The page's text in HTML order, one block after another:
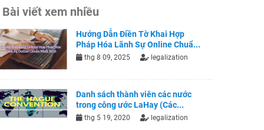
Bài viết xem nhiều
Hướng Dẫn Điền Tờ Khai Hợp
Pháp Hóa Lãnh Sự Online Chuẩ...
thg 8 09, 2025 legalization
Danh sách thành viên các nước
trong công ước LaHay (Các...
thg 5 19, 2020 legalization